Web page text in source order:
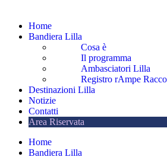
Home
Bandiera Lilla
Cosa è
Il programma
Ambasciatori Lilla
Registro rAmpe
Destinazioni Lilla
Notizie
Contatti
Area Riservata
Home
Bandiera Lilla